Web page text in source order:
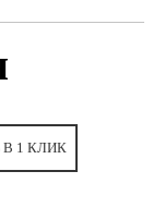
1 КЛИК